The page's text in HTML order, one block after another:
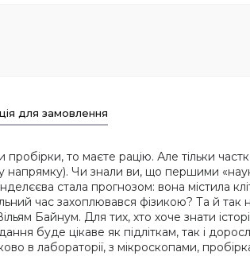
для замовлення
то маєте рацію. Але тільки
напрямку). Чи знали ви, що першими
стала прогнозом: вона містила
час захоплювався фізикою? Та й
Байнум. Для тих, хто хоче знати
буде цікаве як підліткам, так і
в лабораторії, з мікроскопами,